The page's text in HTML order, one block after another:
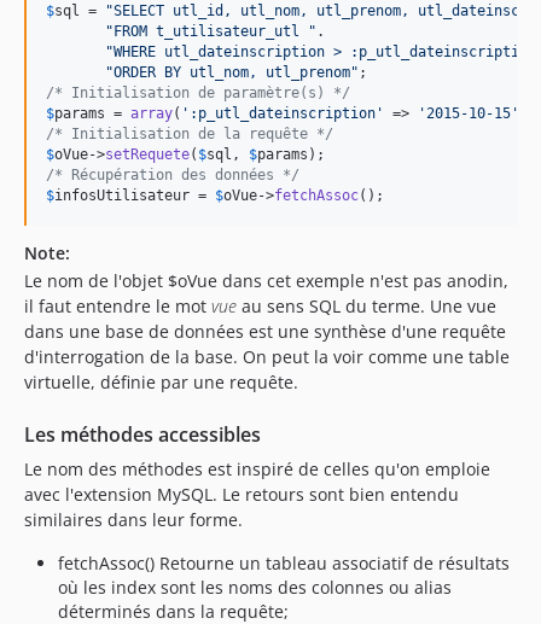
$sql = "SELECT utl_id, utl_nom, utl_prenom,
"FROM t_utilisateur_utl " .
"WHERE utl_dateinscription >
"ORDER BY utl_nom, utl_prenom"
/* Initialisation de paramètre(s) */
$params = array( ' :p_utl_dateinscription ' => ' 2015-10-15 '
/* Initialisation de la requête */
$oVue->setRequete( $sql , $params
/* Récupération des données */
$infosUtilisateur = $oVue->fetchAssoc();
Note:
Le nom de l'objet $oVue dans cet exemple n'est pas anodin,
il faut entendre le mot vue au sens SQL du terme. Une vue
dans une base de données est une synthèse d'une requête
d'interrogation de la base. On peut la voir comme une table
virtuelle, définie par une requête.
Les méthodes accessibles
Le nom des méthodes est inspiré de celles qu'on emploie
avec l'extension MySQL. Le retours sont bien entendu
similaires dans leur forme.
fetchAssoc() Retourne un tableau associatif de résultats
où les index sont les noms des colonnes ou alias
déterminés dans la requête;